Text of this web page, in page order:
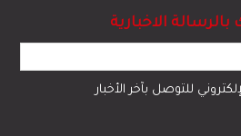
بالرسالة الاخبارية
للتوصل بآخر الأخبار